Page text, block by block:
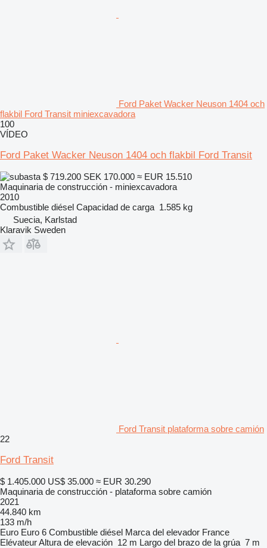
Ford Paket Wacker Neuson 1404 och
flakbil Ford Transit miniexcavadora
100
VÍDEO
Ford Paket Wacker Neuson 1404 och flakbil Ford Transit
$ 719.200 SEK 170.000 ≈ EUR 15.510
Maquinaria de construcción - miniexcavadora
2010
Combustible diésel Capacidad de carga 1.585 kg
Suecia, Karlstad
Klaravik Sweden
Ford Transit plataforma sobre camión
22
Ford Transit
$ 1.405.000 US$ 35.000 ≈ EUR 30.290
Maquinaria de construcción - plataforma sobre camión
2021
44.840 km
133 m/h
Euro Euro 6 Combustible diésel Marca del elevador France
ElévateurAltura de elevación 12 m Largo del brazo de la grúa 7 m